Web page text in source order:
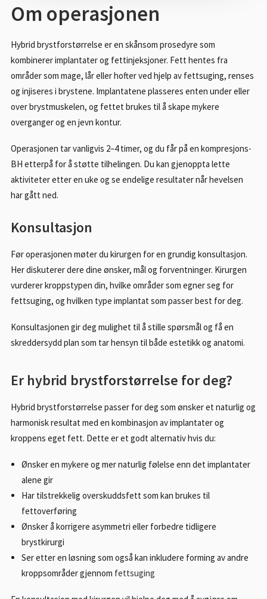
Om operasjonen
Hybrid brystforstørrelse er en skånsom prosedyre som
kombinerer implantater og fettinjeksjoner. Fett hentes fra
områder som mage, lår eller hofter ved hjelp av fettsuging, renses
og injiseres i brystene. Implantatene plasseres enten under eller
over brystmuskelen, og fettet brukes til å skape mykere
overganger og en jevn kontur.
Operasjonen tar vanligvis 2–4 timer, og du får på en kompresjons-
BH etterpå for å støtte tilhelingen. Du kan gjenoppta lette
aktiviteter etter en uke og se endelige resultater når hevelsen
har gått ned.
Konsultasjon
Før operasjonen møter du kirurgen for en grundig konsultasjon.
Her diskuterer dere dine ønsker, mål og forventninger. Kirurgen
vurderer kroppstypen din, hvilke områder som egner seg for
fettsuging, og hvilken type implantat som passer best for deg.
Konsultasjonen gir deg mulighet til å stille spørsmål og få en
skreddersydd plan som tar hensyn til både estetikk og anatomi.
Er hybrid brystforstørrelse for deg?
Hybrid brystforstørrelse passer for deg som ønsker et naturlig og
harmonisk resultat med en kombinasjon av implantater og
kroppens eget fett. Dette er et godt alternativ hvis du:
Ønsker en mykere og mer naturlig følelse enn det implantater
alene gir
Har tilstrekkelig overskuddsfett som kan brukes til
fettoverføring
Ønsker å korrigere asymmetri eller forbedre tidligere
brystkirurgi
Ser etter en løsning som også kan inkludere forming av andre
kroppsområder gjennom fettsuging